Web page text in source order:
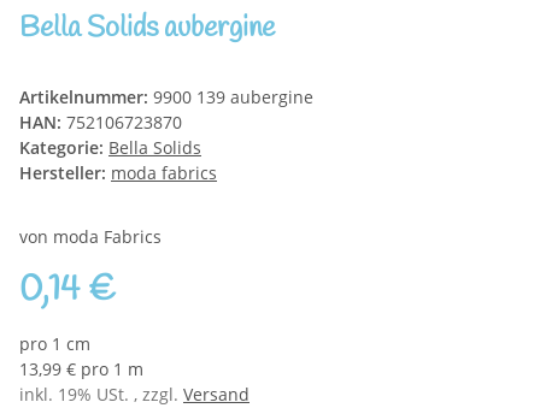
Bella Solids aubergine
Artikelnummer: 9900 139 aubergine
HAN: 752106723870
Kategorie: Bella Solids
Hersteller: moda fabrics
von moda Fabrics
0,14 €
pro 1 cm
13,99 € pro 1 m
inkl. 19% USt. , zzgl. Versand